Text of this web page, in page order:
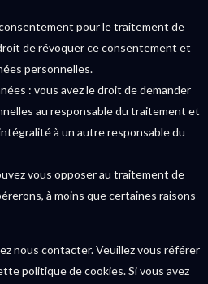
pour le traitement de
de révoquer ce consentement et
personnelles.
: vous avez le droit de demander
au responsable du traitement et
à un autre responsable du
vous opposer au traitement de
à moins que certaines raisons
nous contacter. Veuillez vous référer
politique de cookies. Si vous avez